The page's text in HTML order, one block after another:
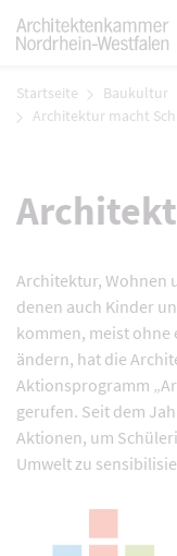
Zum Menü
Startseite Baukultur
Architektur macht
Architektur, Wohnen
denen auch Kinder
kommen, meist ohne
ändern, hat die
Aktionsprogramm
gerufen. Seit dem
Aktionen, um
Umwelt zu